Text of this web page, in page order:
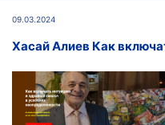
09.03.2024
Хасай Алиев Как